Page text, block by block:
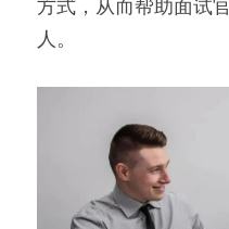
方式，从而帮助面试
人。